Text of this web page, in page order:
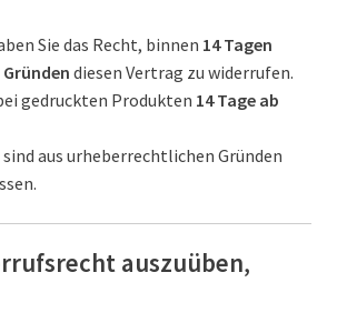
öffnen
Sie das Recht, binnen 14 Tagen
diesen Vertrag zu widerrufen.
gedruckten Produkten 14 Tage ab
aus urheberrechtlichen Gründen
auszuüben,